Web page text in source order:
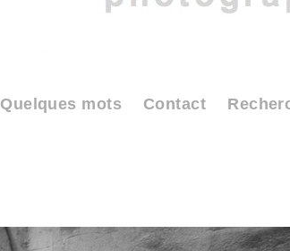
Quelques mots Contact